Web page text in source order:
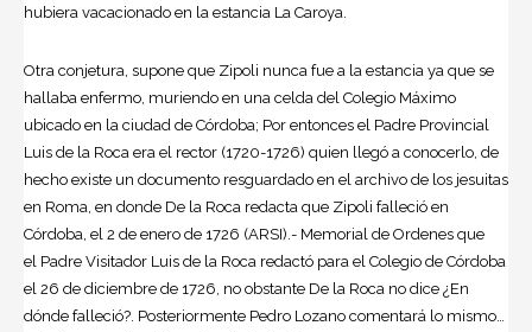
hubiera vacacionado en la estancia La Caroya.
Otra conjetura, supone que Zipoli nunca fue a la estancia ya que se
hallaba enfermo, muriendo en una celda del Colegio Máximo
ubicado en la ciudad de Córdoba; Por entonces el Padre Provincial
Luis de la Roca era el rector (1720-1726) quien llegó a conocerlo, de
hecho existe un documento resguardado en el archivo de los jesuitas
en Roma, en donde De la Roca redacta que Zipoli falleció en
Córdoba, el 2 de enero de 1726 (ARSI).- Memorial de Ordenes que
el Padre Visitador Luis de la Roca redactó para el Colegio de Córdoba
el 26 de diciembre de 1726, no obstante De la Roca no dice ¿En
dónde falleció?. Posteriormente Pedro Lozano comentará lo mismo…